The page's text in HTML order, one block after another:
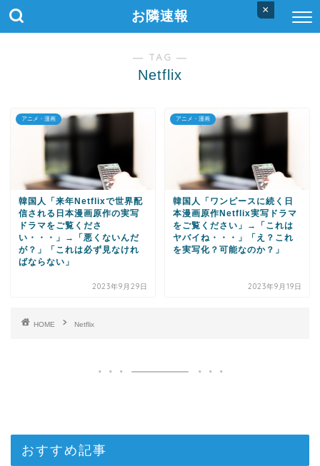
×
お隣速報
― TAG ―
Netflix
アニメ・漫画
韓国人「来年Netflixで世界配
信される日本漫画原作の実写
ドラマをご覧くださ
い・・・」→「悪くないんだ
が？」「これは必ず見なけれ
ばならない」
2023年9月29日
アニメ・漫画
韓国人「ワンピースに続く日
本漫画原作Netflix実写ドラマ
をご覧ください」→「これは
ヤバイね・・・」「え？これ
を実写化？可能なのか？」
2023年9月19日
HOME Netflix
おすすめ記事